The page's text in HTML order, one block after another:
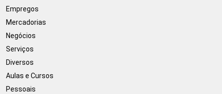
Empregos
Mercadorias
Negócios
Serviços
Diversos
Aulas e Cursos
Pessoais